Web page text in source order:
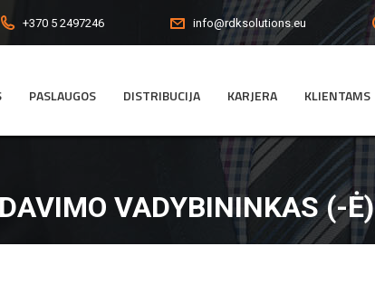
+370 5 2497246 info@rdksolutions.eu
PASLAUGOS DISTRIBUCIJA KARJERA KLIENTAMS
VADYBININKAS (-Ė)